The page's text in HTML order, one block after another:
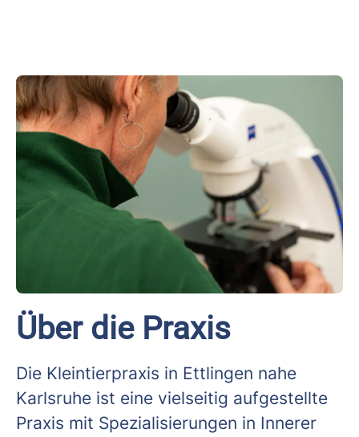
Über die Praxis
Die Kleintierpraxis in Ettlingen nahe
Karlsruhe ist eine vielseitig aufgestellte
Praxis mit Spezialisierungen in Innerer